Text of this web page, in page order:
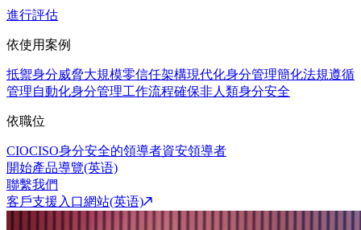
進行評估
依使用案例
抵禦身分威脅大規模零信任架構現代化身分管理簡化法規遵循
管理自動化身分管理工作流程確保非人類身分安全
依職位
CIOCISO身分安全的領導者資安領導者
開始產品導覽(英语)
聯繫我們
客戶支援入口網站(英语)